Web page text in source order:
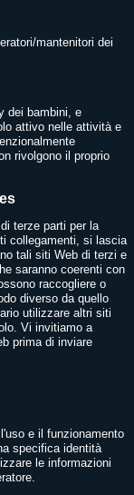
mantenitori dei
dei bambini, e
attivo nelle attività e
rivolgono il proprio
terze parti per la
collegamenti, si lascia
tali siti Web di terzi e
saranno coerenti con
raccogliere o
diverso da quello
utilizzare altri siti
Vi invitiamo a
prima di inviare
e il funzionamento
specifica identità
le informazioni